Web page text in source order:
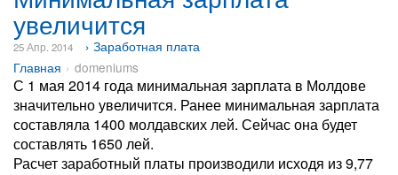
увеличится
25 Апр. 2014
› Заработная плата
Главная
domeniums
С 1 мая 2014 года минимальная зарплата в Молдове
значительно увеличится. Ранее минимальная зарплата
составляла 1400 молдавских лей. Сейчас она будет
составлять 1650 лей.
Расчет заработный платы производили исходя из 9,77